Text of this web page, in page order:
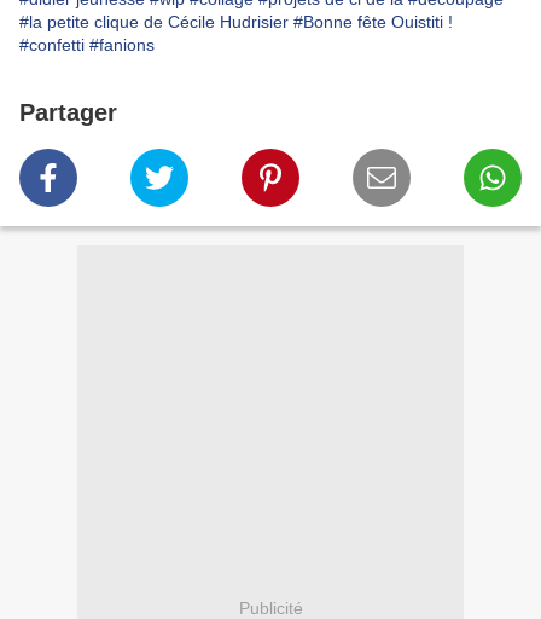
#la petite clique de Cécile Hudrisier #Bonne fête Ouistiti !
#confetti #fanions
Partager
Publicité